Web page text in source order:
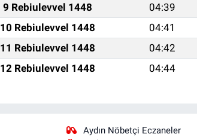
9 Rebiulevvel 1448 04:39
10 Rebiulevvel 1448 04:41
11 Rebiulevvel 1448 04:42
12 Rebiulevvel 1448 04:44
Aydın Nöbetçi Eczaneler